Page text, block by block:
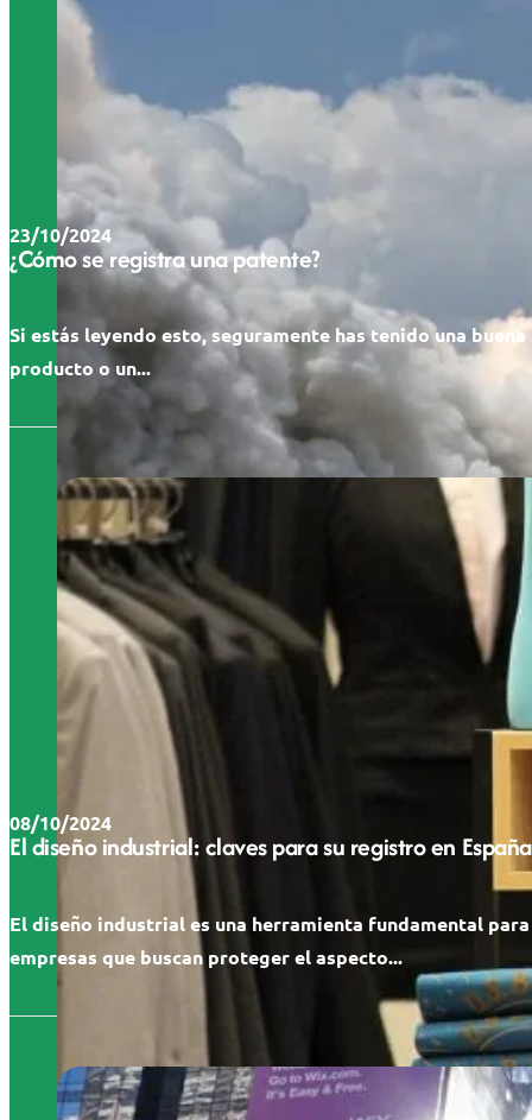
23/10/2024
¿Cómo se registra una patente?
Si estás leyendo esto, seguramente has tenido una
producto o un...
08/10/2024
El diseño industrial: claves para su registro en
El diseño industrial es una herramienta fundamental
empresas que buscan proteger el aspecto...